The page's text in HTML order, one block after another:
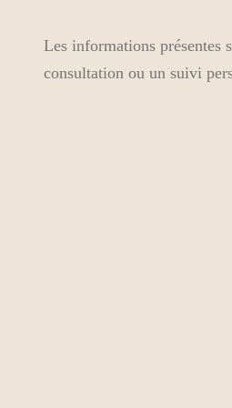
Les informations présentes
consultation ou un suivi